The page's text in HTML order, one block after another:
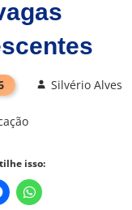
Silvério Alves
isso: